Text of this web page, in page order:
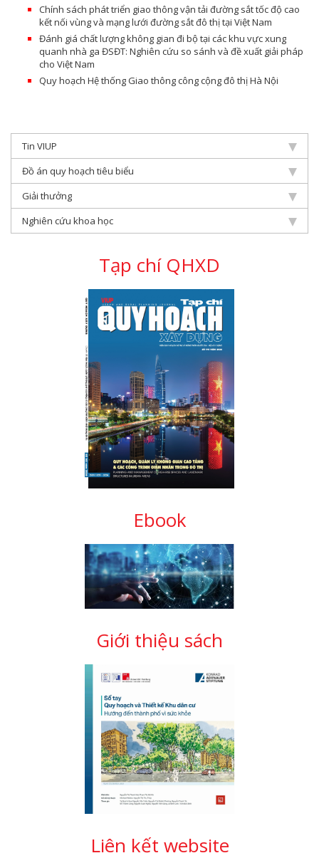
Chính sách phát triển giao thông vận tải đường sắt tốc độ cao
kết nối vùng và mạng lưới đường sắt đô thị tại Việt Nam
Đánh giá chất lượng không gian đi bộ tại các khu vực xung
quanh nhà ga ĐSĐT: Nghiên cứu so sánh và đề xuất giải pháp
cho Việt Nam
Quy hoạch Hệ thống Giao thông công cộng đô thị Hà Nội
Tin VIUP
Đồ án quy hoạch tiêu biểu
Giải thưởng
Nghiên cứu khoa học
Tạp chí QHXD
Ebook
Giới thiệu sách
Liên kết website